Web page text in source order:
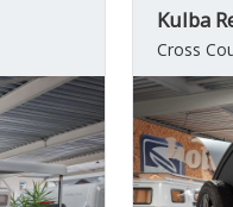
Kulba
Cross